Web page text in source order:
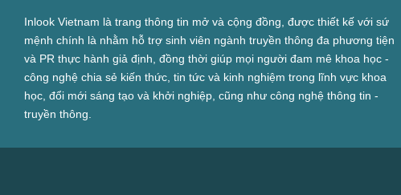
Inlook Vietnam là trang thông tin mở và cộng đồng, được thiết kế với sứ
mệnh chính là nhằm hỗ trợ sinh viên ngành truyền thông đa phương tiện
và PR thực hành giả định, đồng thời giúp mọi người đam mê khoa học -
công nghệ chia sẻ kiến thức, tin tức và kinh nghiệm trong lĩnh vực khoa
học, đổi mới sáng tạo và khởi nghiệp, cũng như công nghệ thông tin -
truyền thông.